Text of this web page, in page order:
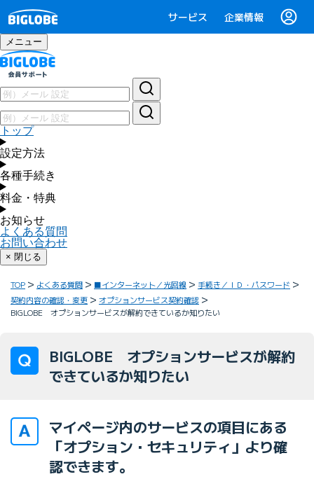
サービス 企業情報
メニュー
トップ
設定方法
各種手続き
料金・特典
お知らせ
よくある質問
お問い合わせ
× 閉じる
TOP よくある質問 ■インターネット／光回線
手続き／ＩＤ・パスワード
契約内容の確認・変更
オプションサービス契約確認
BIGLOBE オプションサービスが解約できているか知りたい
BIGLOBE オプションサービスが解約
できているか知りたい
マイページ内のサービスの項目にある
「オプション・セキュリティ」より確
認できます。